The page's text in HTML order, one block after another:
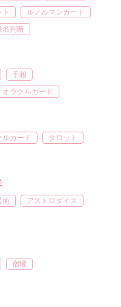
ト
ルノルマンカード
名判断
手相
オラクルカード
ルカード タロット
術 アストロダイス
宿曜